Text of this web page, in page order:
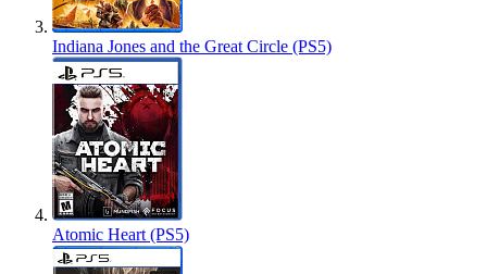
Indiana Jones and the Great Circle (PS5)
Atomic Heart (PS5)